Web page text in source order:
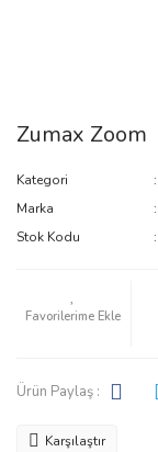
Zumax Zoom
Kategori
Marka
Stok Kodu
Ürün Paylaş :
Karşılaştır